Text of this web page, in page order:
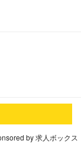
by 求人ボックス